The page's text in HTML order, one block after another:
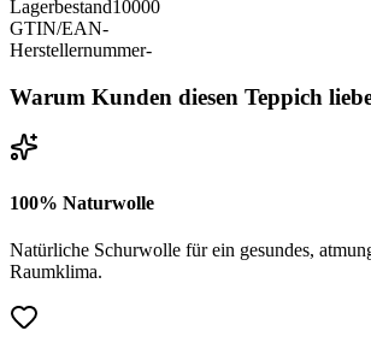
Lagerbestand10000
GTIN/EAN-
Herstellernummer-
Warum Kunden diesen Teppich
100% Naturwolle
Natürliche Schurwolle für ein gesundes,
Raumklima.